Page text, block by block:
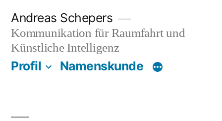
Inhalt
springen
Andreas Schepers
Kommunikation für Raumfahrt und
Künstliche Intelligenz
Profil Namenskunde